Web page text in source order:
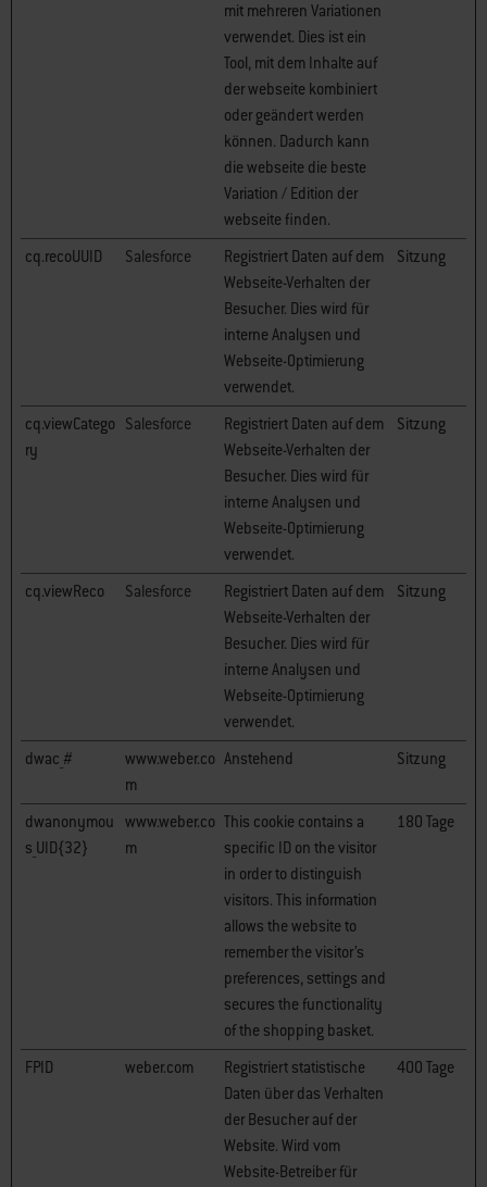
mit mehreren Variationen
verwendet. Dies ist ein
Tool, mit dem Inhalte auf
der webseite kombiniert
oder geändert werden
können. Dadurch kann
die webseite die beste
Variation / Edition der
webseite finden.
cq.recoUUID Salesforce
Registriert Daten auf dem
Webseite-Verhalten der
Besucher. Dies wird für
interne Analysen und
Webseite-Optimierung
verwendet.
Sitzung
cq.viewCatego
ry
Salesforce
Registriert Daten auf dem
Webseite-Verhalten der
Besucher. Dies wird für
interne Analysen und
Webseite-Optimierung
verwendet.
Sitzung
cq.viewReco Salesforce
Registriert Daten auf dem
Webseite-Verhalten der
Besucher. Dies wird für
interne Analysen und
Webseite-Optimierung
verwendet.
Sitzung
dwac_#
www.weber.co
m
Anstehend Sitzung
dwanonymou
s_UID{32}
www.weber.co
m
This cookie contains a
specific ID on the visitor
in order to distinguish
visitors. This information
allows the website to
remember the visitor’s
preferences, settings and
secures the functionality
of the shopping basket.
180 Tage
FPID weber.com
Registriert statistische
Daten über das Verhalten
der Besucher auf der
Website. Wird vom
Website-Betreiber für
400 Tage